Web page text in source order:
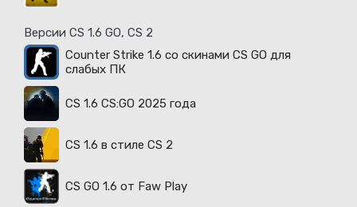
Версии CS 1.6 GO, CS 2
Counter Strike 1.6 со скинами CS GO для
слабых ПК
CS 1.6 CS:GO 2025 года
CS 1.6 в стиле CS 2
CS GO 1.6 от Faw Play